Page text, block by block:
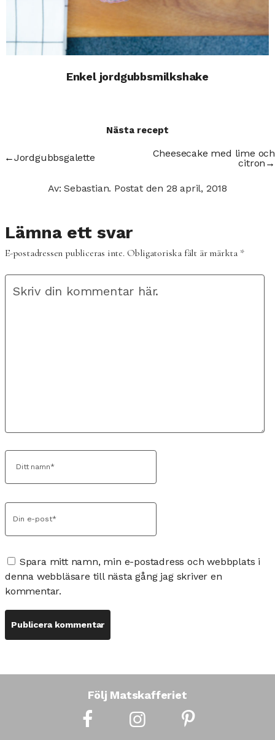
Enkel jordgubbsmilkshake
Nästa recept
←Jordgubbsgalette
Cheesecake med lime och
citron →
Av: Sebastian. Postat den 28 april, 2018
Lämna ett svar
E-postadressen publiceras inte.Obligatoriska fält är märkta *
Spara mitt namn, min e-postadress och webbplats i
denna webbläsare till nästa gång jag skriver en
kommentar.
Följ Matskafferiet